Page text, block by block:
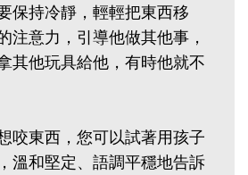
保持冷靜，輕輕把東西移
注意力，引導他做其他事，
其他玩具給他，有時他就不
咬東西，您可以試著用孩子
溫和堅定、語調平穩地告訴